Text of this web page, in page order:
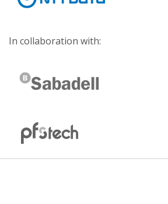
In collaboration with: